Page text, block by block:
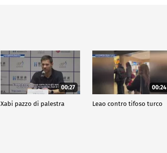
00:27
Xabi pazzo di palestra
00:24
Leao contro tifoso turco